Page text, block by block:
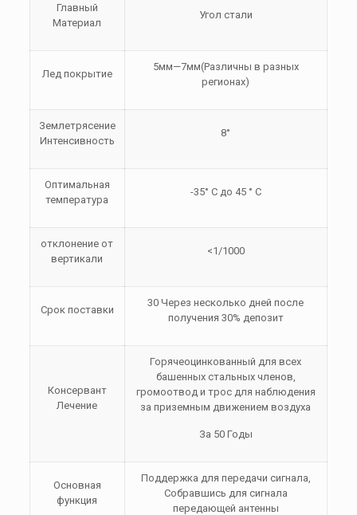
Главный
Материал
Угол стали
Лед покрытие
5мм—7мм(Различны в разных
регионах)
Землетрясение
Интенсивность
8°
Оптимальная
температура
-35° С до 45 ° С
отклонение от
вертикали
<1/1000
Срок поставки
30 Через несколько дней после
получения 30% депозит
Консервант
Лечение
Горячеоцинкованный для всех
башенных стальных членов,
громоотвод и трос для наблюдения
за приземным движением воздуха
За 50 Годы
Основная
функция
Поддержка для передачи сигнала,
Собравшись для сигнала
передающей антенны